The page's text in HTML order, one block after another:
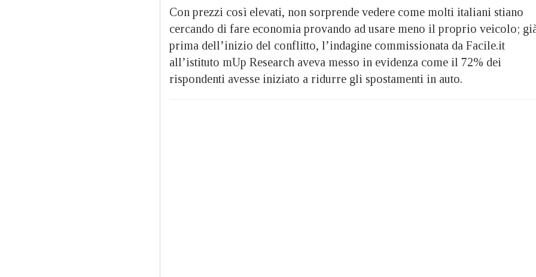
Con prezzi così elevati, non sorprende vedere come molti italiani stiano
cercando di fare economia provando ad usare meno il proprio veicolo;
prima dell’inizio del conflitto, l’indagine commissionata da Facile.it
all’istituto mUp Research aveva messo in evidenza come il 72% dei
rispondenti avesse iniziato a ridurre gli spostamenti in auto.